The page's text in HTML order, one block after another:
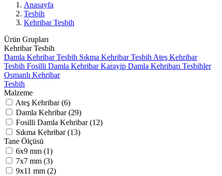
Anasayfa
Tesbih
Kehribar Tesbih
Ürün Grupları
Kehribar Tesbih
Damla Kehribar Tesbih Sıkma Kehribar Tesbih Ateş Kehribar
Tesbih Fosilli Damla Kehribar Karayip Damla Kehribarı Tesbihler
Osmanlı Kehribar
Tesbih
Malzeme
Ateş Kehribar (6)
Damla Kehribar (29)
Fosilli Damla Kehribar (12)
Sıkma Kehribar (13)
Tane Ölçüsü
6x9 mm (1)
7x7 mm (3)
9x11 mm (2)